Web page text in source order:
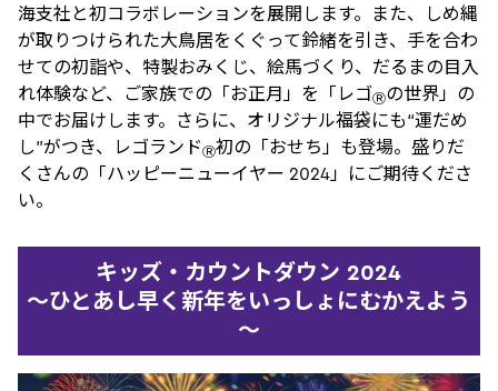
海支社と初コラボレーションを展開します。また、しめ縄
が取りつけられた大鳥居をくぐって鈴緒を引き、手を合わ
せての初詣や、特製おみくじ、絵馬づくり、だるまの目入
れ体験など、ご家族での「お正月」を「レゴⓇの世界」の
中でお届けします。さらに、オリジナル福袋にも“運だめ
し”がつき、レゴランドⓇ初の「おせち」も登場。盛りだ
くさんの「ハッピーニューイヤー 2024」にご期待くださ
い。
キッズ・カウントダウン 2024
～ひとあし早く新年をいっしょにむかえよう
～